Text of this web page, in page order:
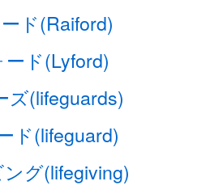
ド(Raiford)
ド(Lyford)
ズ(lifeguards)
ド(lifeguard)
グ(lifegiving)